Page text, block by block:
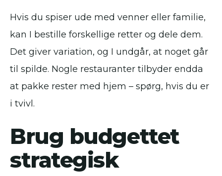
Hvis du spiser ude med venner eller familie,
kan I bestille forskellige retter og dele dem.
Det giver variation, og I undgår, at noget går
til spilde. Nogle restauranter tilbyder endda
at pakke rester med hjem – spørg, hvis du er
i tvivl.
Brug budgettet
strategisk